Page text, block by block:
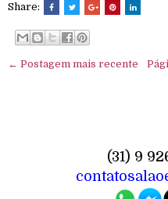
Share:
← Postagem mais recente
(31) 9